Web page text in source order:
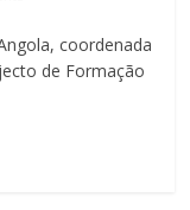
coordenada
de Formação